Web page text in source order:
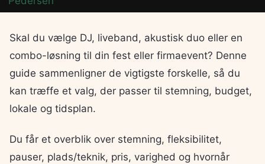
Skal du vælge DJ, liveband, akustisk duo eller en
combo-løsning til din fest eller firmaevent? Denne
guide sammenligner de vigtigste forskelle, så du
kan træffe et valg, der passer til stemning, budget,
lokale og tidsplan.
Du får et overblik over stemning, fleksibilitet,
pauser, plads/teknik, pris, varighed og hvornår